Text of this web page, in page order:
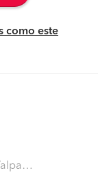
como este
Marga)